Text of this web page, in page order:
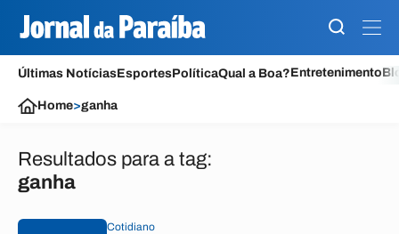
Últimas NotíciasEsportesPolíticaQual a Boa?Entretenimento
Home>ganha
Resultados para a tag:
ganha
Cotidiano